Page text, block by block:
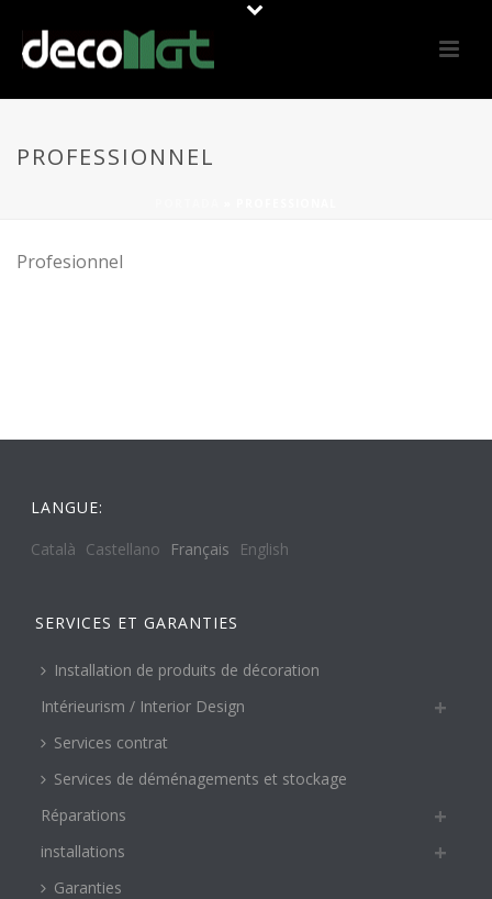
PROFESSIONNEL
Profesionnel
LANGUE:
Català Castellano Français English
SERVICES ET GARANTIES
Installation de produits de décoration
Intérieurism / Interior Design
Services contrat
Services de déménagements et stockage
Réparations
installations
Garanties